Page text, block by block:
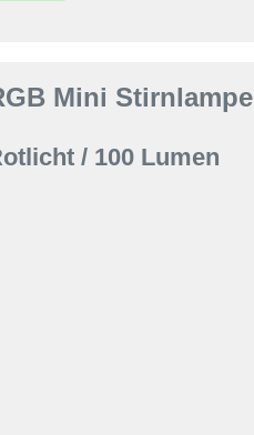
Mini Stirnlampe
/ 100 Lumen